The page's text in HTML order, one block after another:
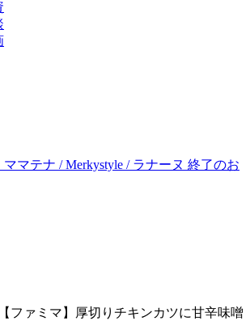
ママテナ / Merkystyle / ラナーヌ 終了のお
ファミマ】厚切りチキンカツに甘辛味噌